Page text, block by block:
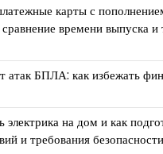
карты с
времени выпуска и
атак БПЛА: как избежать
электрика на дом и как
и требования безопасности